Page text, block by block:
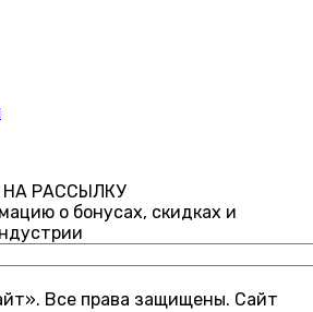
РАССЫЛКУ
о бонусах, скидках и
Все права защищены. Cайт